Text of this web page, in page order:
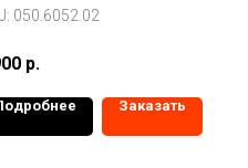
STRANGE
050.6052.02
р.
Заказать